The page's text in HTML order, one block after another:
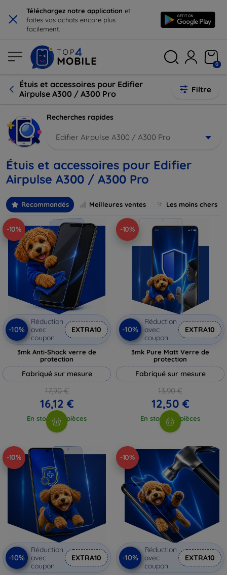
× Téléchargez notre application et
faites vos achats encore plus
facilement.
0
Étuis et accessoires pour Edifier
Airpulse A300 / A300 Pro
Filtre
Recherches rapides
Edifier Airpulse A300 / A300 Pro
Étuis et accessoires pour Edifier
Airpulse A300 / A300 Pro
Recommandés Meilleures ventes Les moins chers
-10%
-10%
Réduction
avec
coupon
EXTRA10
3mk Anti-Shock verre de
protection
Fabriqué sur mesure
17,90 €
16,12 €
En stock > 5 pièces
-10%
-10%
Réduction
avec
coupon
EXTRA10
3mk Pure Matt Verre de
protection
Fabriqué sur mesure
13,90 €
12,50 €
En stock > 5 pièces
-10%
-10%
Réduction
avec
coupon
EXTRA10
-10%
-10%
Réduction
avec
coupon
EXTRA10